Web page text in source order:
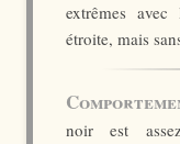
extrêmes
étroite, mais
noir est